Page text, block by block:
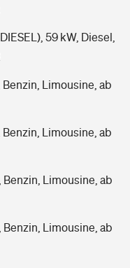
59 kW, Diesel,
Limousine, ab
Limousine, ab
Limousine, ab
Limousine, ab